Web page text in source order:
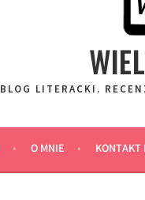
BLOG LITERACKI.
O MNIE KONTAKT